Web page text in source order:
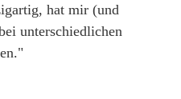
hat mir (und
unterschiedlichen